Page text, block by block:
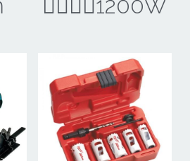
🐕‍🦺🐕‍🦺1200W